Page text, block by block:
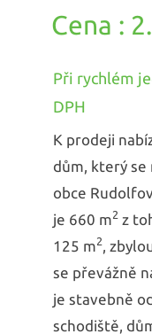
Při rychlém
DPH
K prodeji
dům, který se
obce
je 660 m2 z
125 m2
,
se převážně
je stavebně
schodiště,